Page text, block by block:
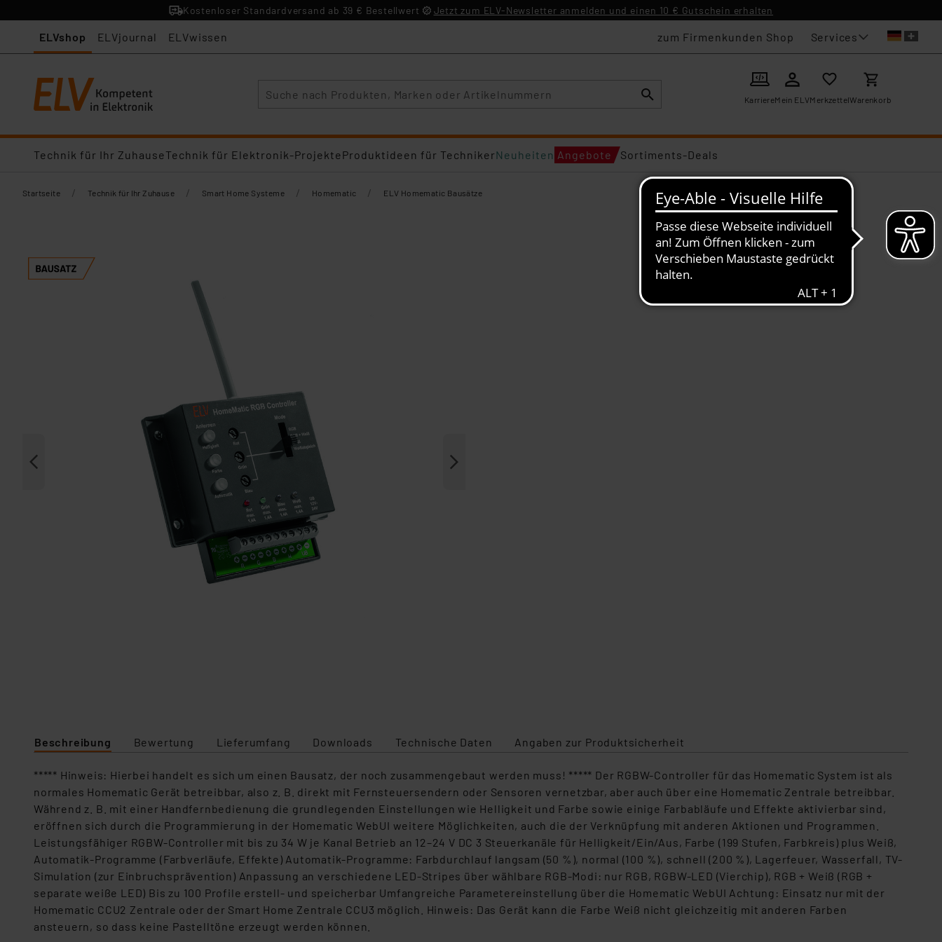
Kostenloser Standardversand ab 39 € Bestellwert Jetzt zum ELV-Newsletter anmelden und einen 10 € Gutschein erhalten
ELVshop ELVjournal ELVwissen zum Firmenkunden Shop Services
KarriereMein ELVMerkzettelWarenkorb
Technik für Ihr ZuhauseTechnik für Elektronik-ProjekteProduktideen für TechnikerNeuheiten Angebote Sortiments-Deals
Startseite / Technik für Ihr Zuhause / Smart Home Systeme / Homematic / ELV Homematic Bausätze
Beschreibung Bewertung Lieferumfang Downloads Technische Daten Angaben zur Produktsicherheit
***** Hinweis: Hierbei handelt es sich um einen Bausatz, der noch zusammengebaut werden muss! ***** Der RGBW-Controller für das Homematic System ist als
normales Homematic Gerät betreibbar, also z. B. direkt mit Fernsteuersendern oder Sensoren vernetzbar, aber auch über eine Homematic Zentrale betreibbar.
Während z. B. mit einer Handfernbedienung die grundlegenden Einstellungen wie Helligkeit und Farbe sowie einige Farbabläufe und Effekte aktivierbar sind,
eröffnen sich durch die Programmierung in der Homematic WebUI weitere Möglichkeiten, auch die der Verknüpfung mit anderen Aktionen und Programmen.
Leistungsfähiger RGBW-Controller mit bis zu 34 W je Kanal Betrieb an 12–24 V DC 3 Steuerkanäle für Helligkeit/Ein/Aus, Farbe (199 Stufen, Farbkreis) plus Weiß,
Automatik-Programme (Farbverläufe, Effekte) Automatik-Programme: Farbdurchlauf langsam (50 %), normal (100 %), schnell (200 %), Lagerfeuer, Wasserfall, TV-
Simulation (zur Einbruchsprävention) Anpassung an verschiedene LED-Stripes über wählbare RGB-Modi: nur RGB, RGBW-LED (Vierchip), RGB + Weiß (RGB +
separate weiße LED) Bis zu 100 Profile erstell- und speicherbar Umfangreiche Parametereinstellung über die Homematic WebUI Achtung: Einsatz nur mit der
Homematic CCU2 Zentrale oder der Smart Home Zentrale CCU3 möglich. Hinweis: Das Gerät kann die Farbe Weiß nicht gleichzeitig mit anderen Farben
ansteuern, so dass keine Pastelltöne erzeugt werden können.